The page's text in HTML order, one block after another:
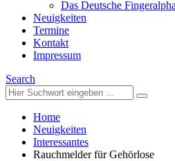
Das Deutsche
Neuigkeiten
Termine
Kontakt
Impressum
Search
Home
Neuigkeiten
Interessantes
Rauchmelder für Gehörlose